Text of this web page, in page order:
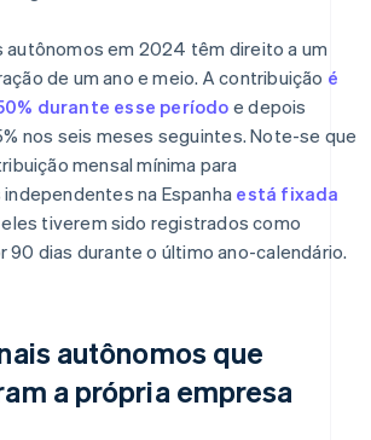
autônomos em 2024 têm direito a um
de um ano e meio. A contribuição é
durante esse período e depois
nos seis meses seguintes. Note-se que
mensal mínima para
na Espanha está fixada
tiverem sido registrados como
90 dias durante o último ano-calendário.
autônomos que
a própria empresa